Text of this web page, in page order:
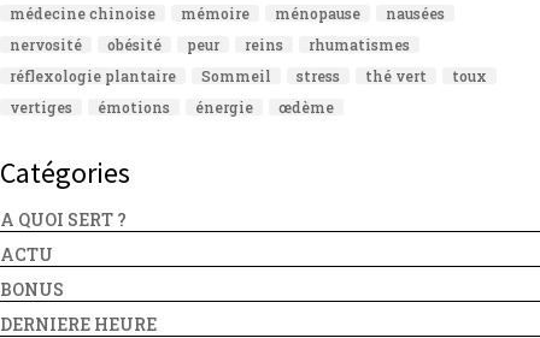
médecine chinoise
mémoire ménopause
nausées
nervosité
obésité peur reins
rhumatismes
réflexologie plantaire
Sommeil stress thé vert
toux
vertiges
émotions énergie œdème
Catégories
A QUOI SERT ?
ACTU
BONUS
DERNIERE HEURE